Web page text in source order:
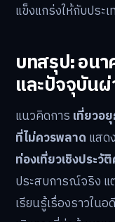
แข็งแกร่งให้กับประ
บทสรุป: อนา
และปัจจุบันผ่
แนวคิดการ เที่ยวอ
ที่ไม่ควรพลาด แสด
ท่องเที่ยวเชิงประวั
ประสบการณ์จริง แ
เรียนรู้เรื่องราวใน